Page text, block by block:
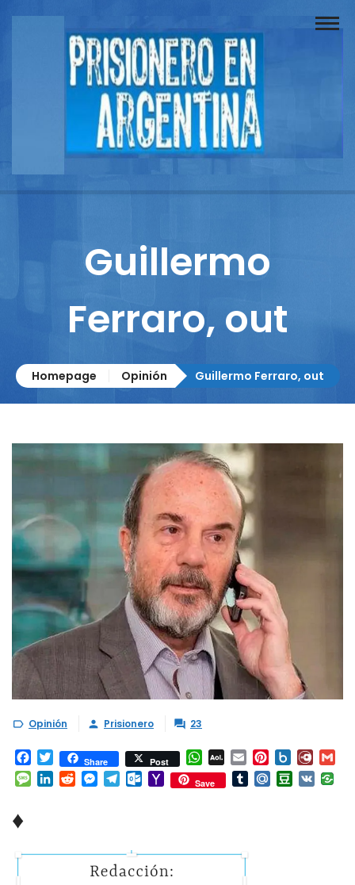
Buscador
Documentos
Reportajes
Columnistas
Guillermo
Ferraro, out
Homepage Opinión Guillermo Ferraro, out
 Opinión  Prisionero  23
Facebook
TwitterShare Post WhatsApp
AOL
Mail
Email Pinterest
Box.net
Message
LinkedIn
RedditMessenger
Telegram
Outlook.com
Yahoo
Mail
Save TumblrMail.RuDouban
VK
♦